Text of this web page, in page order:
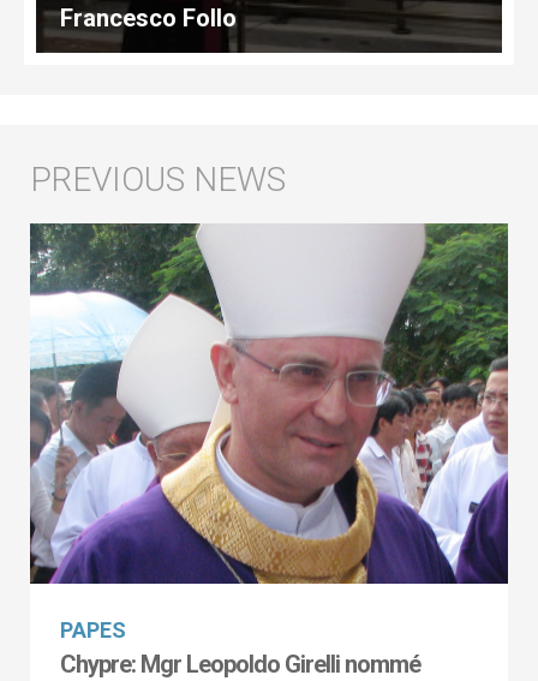
Francesco Follo
PAPES
Chypre: Mgr Leopoldo Girelli nommé